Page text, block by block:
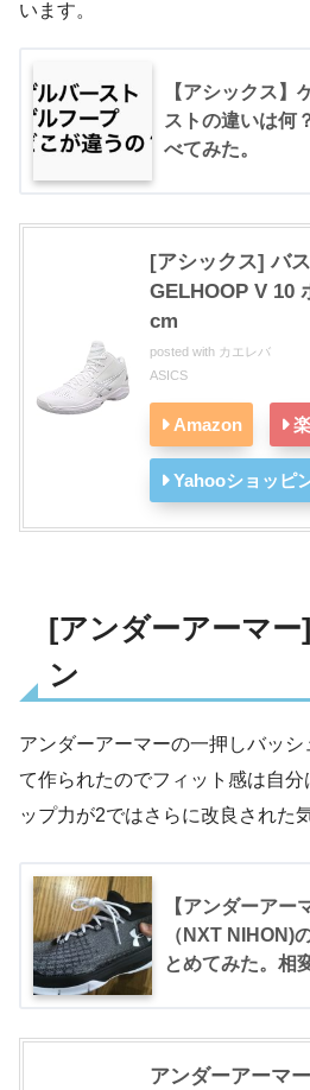
います。
【アシックス】
ストの違いは何
べてみた。
[アシックス] バ
GELHOOP V 10
cm
posted with カエレバ
ASICS
Amazon
Yahooショッピ
[アンダーアーマ
ン
アンダーアーマーの一押しバッ
て作られたのでフィット感は自分
ップ力が2ではさらに改良された
【アンダーアー
（NXT NIHON)
とめてみた。相
アンダーアーマ